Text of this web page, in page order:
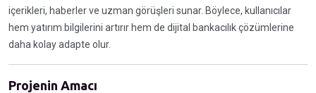
içerikleri, haberler ve uzman görüşleri sunar. Böylece, kullanıcılar
hem yatırım bilgilerini artırır hem de dijital bankacılık çözümlerine
daha kolay adapte olur.
Projenin Amacı